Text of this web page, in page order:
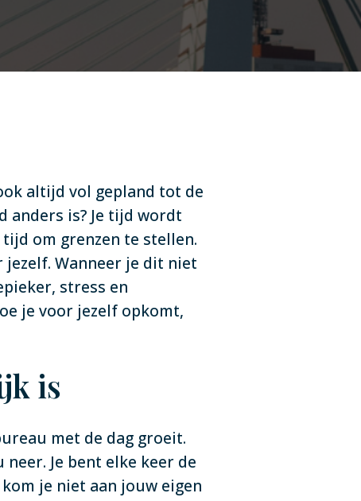
altijd vol gepland tot de
anders is? Je tijd wordt
om grenzen te stellen.
Wanneer je dit niet
stress en
je voor jezelf opkomt,
is
met de dag groeit.
Je bent elke keer de
je niet aan jouw eigen